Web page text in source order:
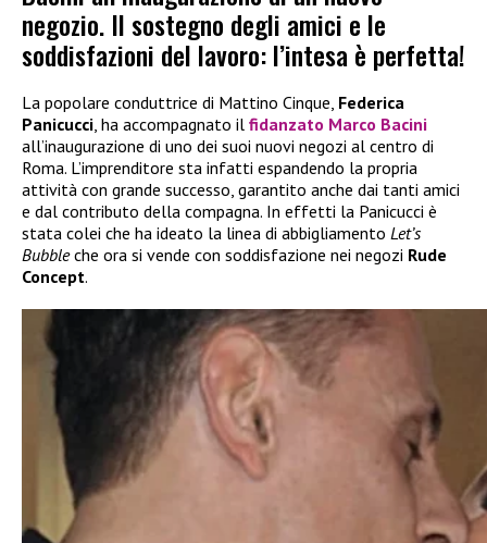
negozio. Il sostegno degli amici e le
soddisfazioni del lavoro: l’intesa è perfetta!
La popolare conduttrice di Mattino Cinque, Federica
Panicucci, ha accompagnato il fidanzato Marco Bacini
all’inaugurazione di uno dei suoi nuovi negozi al centro di
Roma. L’imprenditore sta infatti espandendo la propria
attività con grande successo, garantito anche dai tanti amici
e dal contributo della compagna. In effetti la Panicucci è
stata colei che ha ideato la linea di abbigliamento Let’s
Bubbleche ora si vende con soddisfazione nei negozi Rude
Concept.